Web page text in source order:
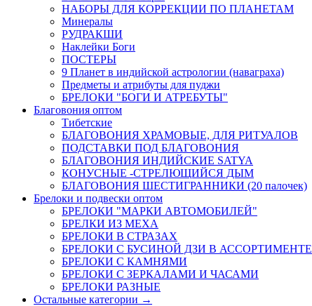
НАБОРЫ ДЛЯ КОРРЕКЦИИ ПО ПЛАНЕТАМ
Минералы
РУДРАКШИ
Наклейки Боги
ПОСТЕРЫ
9 Планет в индийской астрологии (наваграха)
Предметы и атрибуты для пуджи
БРЕЛОКИ "БОГИ И АТРЕБУТЫ"
Благовония оптом
Тибетские
БЛАГОВОНИЯ ХРАМОВЫЕ, ДЛЯ РИТУАЛОВ
ПОДСТАВКИ ПОД БЛАГОВОНИЯ
БЛАГОВОНИЯ ИНДИЙСКИЕ SATYA
КОНУСНЫЕ -СТРЕЛЮЩИЙСЯ ДЫМ
БЛАГОВОНИЯ ШЕСТИГРАННИКИ (20 палочек)
Брелоки и подвески оптом
БРЕЛОКИ "МАРКИ АВТОМОБИЛЕЙ"
БРЕЛКИ ИЗ МЕХА
БРЕЛОКИ В СТРАЗАХ
БРЕЛОКИ С БУСИНОЙ ДЗИ В АССОРТИМЕНТЕ
БРЕЛОКИ С КАМНЯМИ
БРЕЛОКИ С ЗЕРКАЛАМИ И ЧАСАМИ
БРЕЛОКИ РАЗНЫЕ
Остальные категории →